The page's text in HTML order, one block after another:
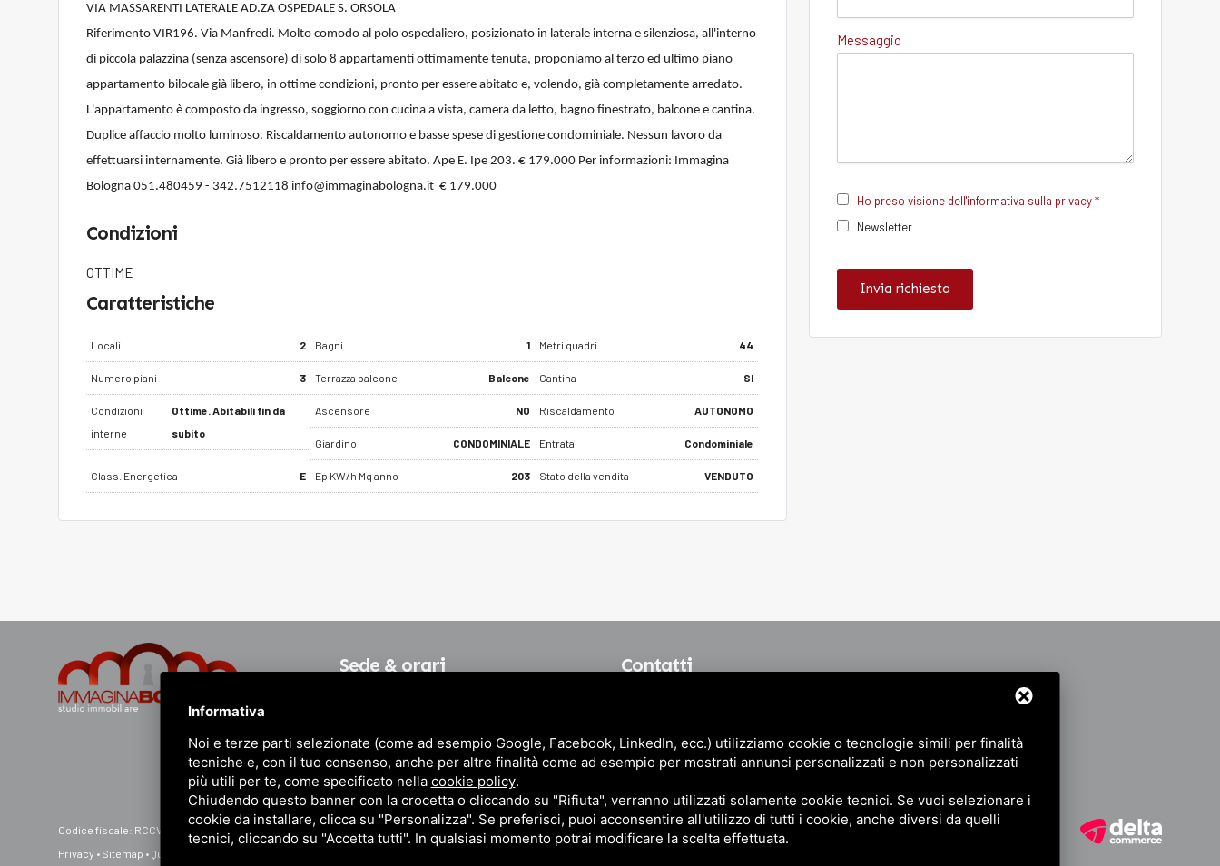
Messaggio
Ho preso visione dell'informativa sulla privacy *
Newsletter
Invia richiesta
VIA MASSARENTI LATERALE AD.ZA OSPEDALE S. ORSOLA
Riferimento VIR196. Via Manfredi. Molto comodo al polo ospedaliero, posizionato in laterale interna e silenziosa, all'interno
di piccola palazzina (senza ascensore) di solo 8 appartamenti ottimamente tenuta, proponiamo al terzo ed ultimo piano
appartamento bilocale già libero, in ottime condizioni, pronto per essere abitato e, volendo, già completamente arredato.
L'appartamento è composto da ingresso, soggiorno con cucina a vista, camera da letto, bagno finestrato, balcone e cantina.
Duplice affaccio molto luminoso. Riscaldamento autonomo e basse spese di gestione condominiale. Nessun lavoro da
effettuarsi internamente. Già libero e pronto per essere abitato. Ape E. Ipe 203. € 179.000 Per informazioni: Immagina
Bologna 051.480459 - 342.7512118 info@immaginabologna.it € 179.000
Condizioni
OTTIME
Caratteristiche
Locali 2 Bagni 1 Metri quadri 44
Numero piani 3 Terrazza balcone Balcone Cantina SI
Condizioni
interne
Ottime. Abitabili fin da
subito
Ascensore NO Riscaldamento AUTONOMO
Giardino CONDOMINIALE Entrata Condominiale
Class. Energetica E Ep KW/h Mq anno 203 Stato della vendita VENDUTO
Sede & orari
40141 Bologna BO
Dalle 8.30 alle 19.30
Contatti
+39 342 7512118
(WhatsApp)
info@immaginabologna.it
Codice fiscale: RCCVNI79C17A944R • P.IVA: 02674861204 • R.E.A. N° BO 484715
Privacy • Sitemap • Questo sito è protetto da Google reCAPTCHA v3,
Informativa
Noi e terze parti selezionate (come ad esempio Google, Facebook, LinkedIn, ecc.) utilizziamo cookie o tecnologie simili per finalità
tecniche e, con il tuo consenso, anche per altre finalità come ad esempio per mostrati annunci personalizzati e non personalizzati
più utili per te, come specificato nella cookie policy.
Chiudendo questo banner con la crocetta o cliccando su "Rifiuta", verranno utilizzati solamente cookie tecnici. Se vuoi selezionare i
cookie da installare, clicca su "Personalizza". Se preferisci, puoi acconsentire all'utilizzo di tutti i cookie, anche diversi da quelli
tecnici, cliccando su "Accetta tutti". In qualsiasi momento potrai modificare la scelta effettuata.